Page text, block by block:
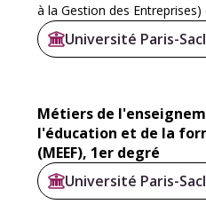
à la Gestion des
pluridisciplinaire en sciences
management visant
Université Paris-
Métiers de
l'éducation et de la
(MEEF), 1er degré
Université Paris-